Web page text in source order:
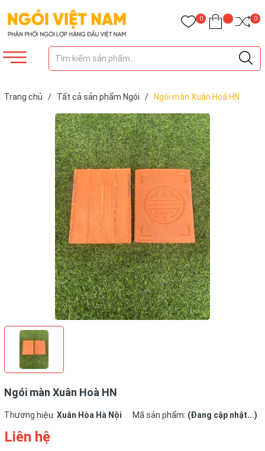
0 0
Trang chủ / Tất cả sản phẩm Ngói / Ngói màn Xuân Hoà HN
Ngói màn Xuân Hoà HN
Thương hiệu: Xuân Hòa Hà Nội Mã sản phẩm: (Đang cập nhật...)
Liên hệ